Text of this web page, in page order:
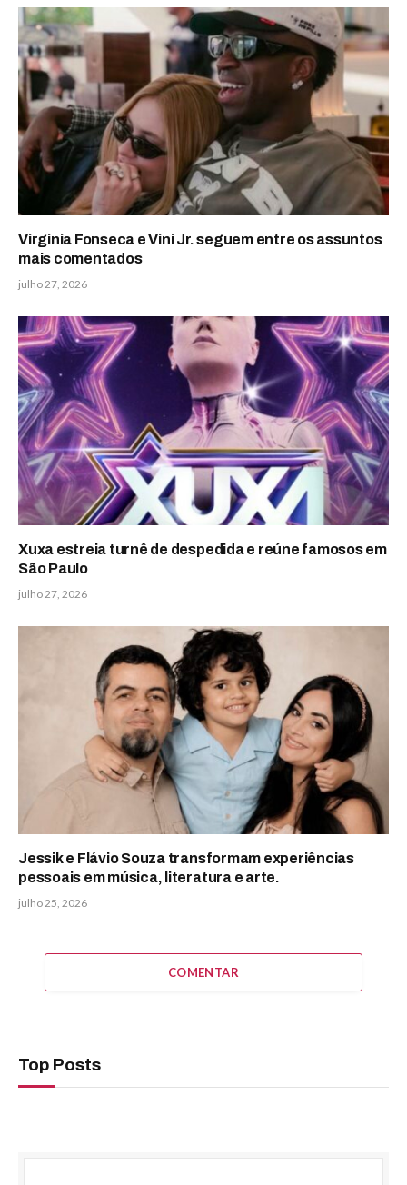
Virginia Fonseca e Vini Jr. seguem entre os assuntos
mais comentados
julho 27, 2026
Xuxa estreia turnê de despedida e reúne famosos em
São Paulo
julho 27, 2026
Jessik e Flávio Souza transformam experiências
pessoais em música, literatura e arte.
julho 25, 2026
COMENTAR
Top Posts